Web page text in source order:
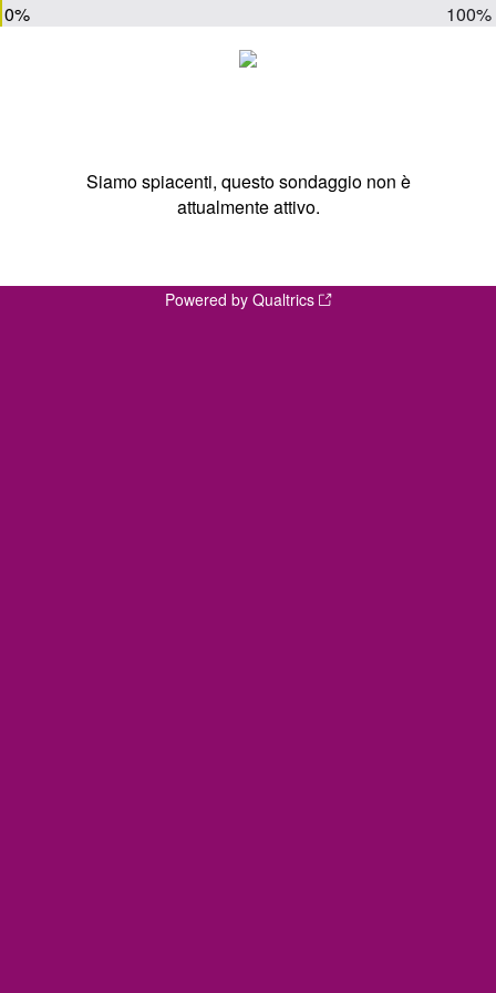
0% 100%
Siamo spiacenti, questo sondaggio non è
attualmente attivo.
Powered by Qualtrics